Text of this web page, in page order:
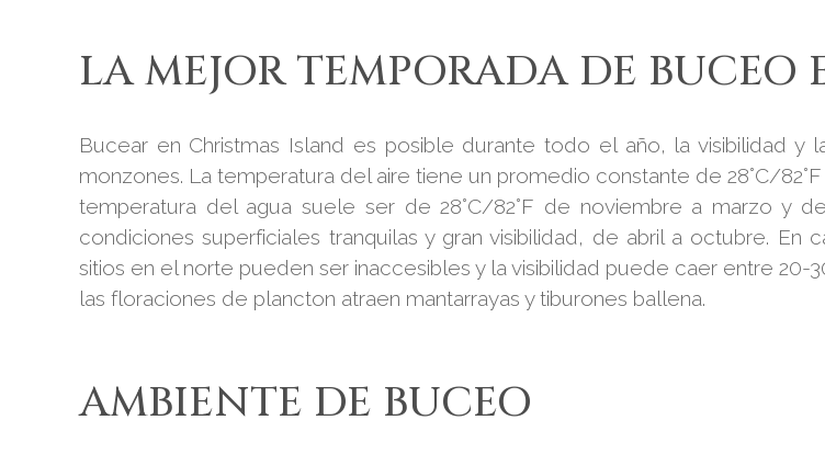
LA MEJOR TEMPORADA DE
Bucear en Christmas Island es posible durante todo el año, la visibilidad
monzones. La temperatura del aire tiene un promedio constante de 28°C/
temperatura del agua suele ser de 28°C/82°F de noviembre a marzo y
condiciones superficiales tranquilas y gran visibilidad, de abril a octubre.
sitios en el norte pueden ser inaccesibles y la visibilidad puede caer entre
las floraciones de plancton atraen mantarrayas y tiburones ballena.
AMBIENTE DE BUCEO